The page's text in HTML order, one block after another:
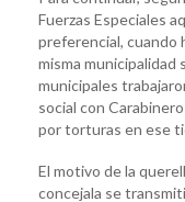
Fuerzas Especiales
preferencial, cuando
misma municipalidad
municipales
social con
por torturas en ese
El motivo de la
concejala se